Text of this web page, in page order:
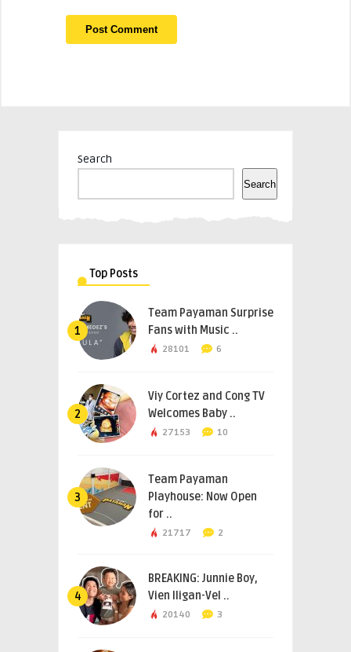
Search
Search
Top Posts
1
Team Payaman Surprise
Fans with Music ..
28101 6
2
Viy Cortez and Cong TV
Welcomes Baby ..
27153 10
3
Team Payaman
Playhouse: Now Open
for ..
21717 2
4
BREAKING: Junnie Boy,
Vien Iligan-Vel ..
20140 3